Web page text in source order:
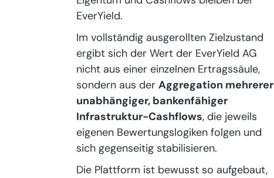
EverYield.
Im vollständig ausgerollten Zielzustand
ergibt sich der Wert der EverYield AG
nicht aus einer einzelnen Ertragssäule,
sondern aus der Aggregation mehrerer
unabhängiger, bankenfähiger
Infrastruktur-Cashflows, die jeweils
eigenen Bewertungslogiken folgen und
sich gegenseitig stabilisieren.
Die Plattform ist bewusst so aufgebaut,